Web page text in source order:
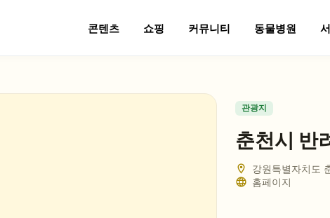
콘텐츠 쇼핑 커뮤니티 동물병원
관광지
춘천시 반
강원특별자치도
홈페이지